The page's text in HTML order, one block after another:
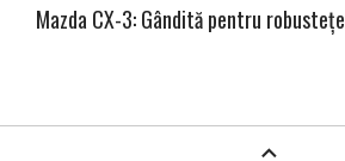
Mazda CX-3: Gândită pentru robustețe